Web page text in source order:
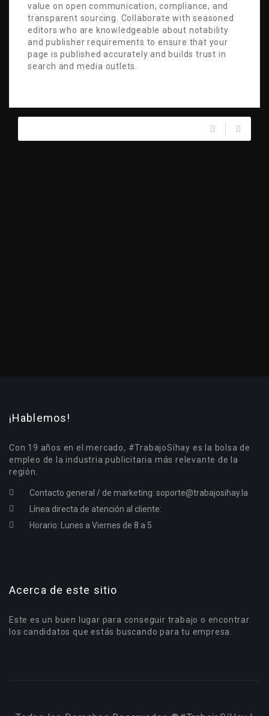
value on open communication, compliance, and
transparent sourcing. Collaborate with seasoned
editors who are knowledgeable about notability
and publisher requirements to ensure that your
page is published accurately and builds trust in
search and media outlets.
¡Hablemos!
Con 19 años en el mercado, #TrabajoSíhay es la bolsa de
empleo de la industria publicitaria más relevante de la
región.
Contacto general / de marketing: soporte@trabajosihay.la
Línea directa de atención al cliente:
Horario: Lunes a Viernes de 8 a 5
Acerca de este sitio
Este es un buen lugar para conseguir trabajo o encontrar
los candidatos que estás buscando para tu empresa.